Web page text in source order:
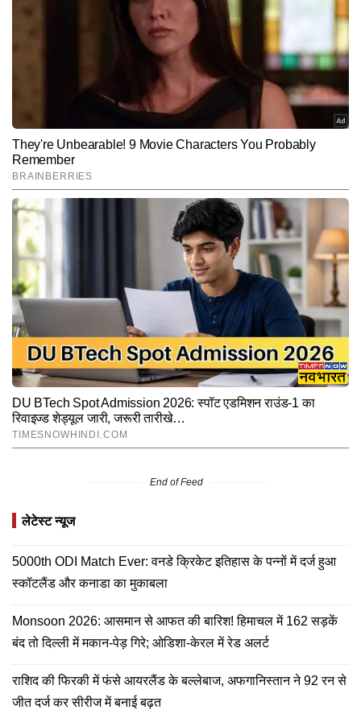
End of Feed
लेटेस्ट न्यूज
5000th ODI Match Ever: वनडे क्रिकेट इतिहास के पन्नों में दर्ज हुआ
स्कॉटलैंड और कनाडा का मुकाबला
Monsoon 2026: आसमान से आफत की बारिश! हिमाचल में 162 सड़कें
बंद तो दिल्ली में मकान-पेड़ गिरे; ओडिशा-केरल में रेड अलर्ट
राशिद की फिरकी में फंसे आयरलैंड के बल्लेबाज, अफगानिस्तान ने 92 रन से
जीत दर्ज कर सीरीज में बनाई बढ़त